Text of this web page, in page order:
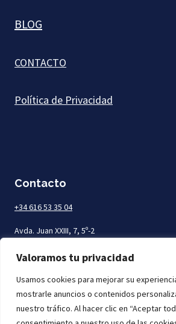
Valoramos tu privacidad
Usamos cookies para mejorar su
mostrarle anuncios o contenidos
nuestro tráfico. Al hacer clic en “Aceptar
BLOG
CONTACTO
Política de Privacidad
Contacto
+34 616 53 35 04
Avda. Juan XXIII, 7, 5º-2
Las Palmas de Gran Canaria
Todos los derechos reservados. Mar Abogados ©